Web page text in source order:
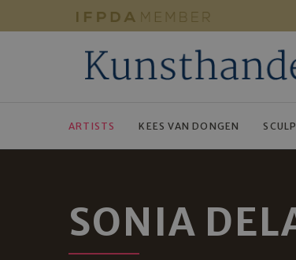
ARTISTS KEES VAN DONGEN
SONIA